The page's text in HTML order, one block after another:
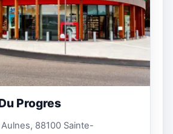
Progres
88100 Sainte-